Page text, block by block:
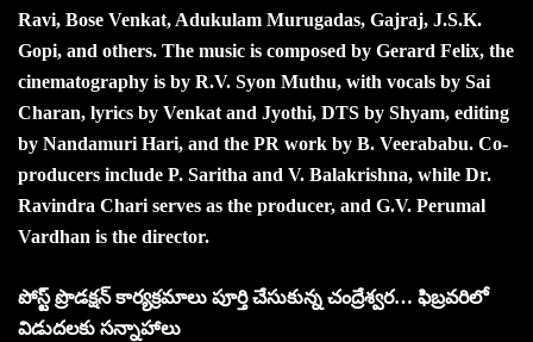
Ravi, Bose Venkat, Adukulam Murugadas, Gajraj, J.S.K.
Gopi, and others. The music is composed by Gerard Felix, the
cinematography is by R.V. Syon Muthu, with vocals by Sai
Charan, lyrics by Venkat and Jyothi, DTS by Shyam, editing
by Nandamuri Hari, and the PR work by B. Veerababu. Co-
producers include P. Saritha and V. Balakrishna, while Dr.
Ravindra Chari serves as the producer, and G.V. Perumal
Vardhan is the director.
పోస్ట్ ప్రొడక్షన్ కార్యక్రమాలు పూర్తి చేసుకున్న చంద్రేశ్వర… ఫిబ్రవరిలో
విడుదలకు సన్నాహాలు